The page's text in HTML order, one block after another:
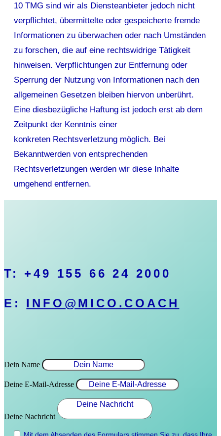
10 TMG sind wir als Diensteanbieter jedoch nicht
verpflichtet, übermittelte oder gespeicherte fremde
Informationen zu überwachen oder nach Umständen
zu forschen, die auf eine rechtswidrige Tätigkeit
hinweisen. Verpflichtungen zur Entfernung oder
Sperrung der Nutzung von Informationen nach den
allgemeinen Gesetzen bleiben hiervon unberührt.
Eine diesbezügliche Haftung ist jedoch erst ab dem
Zeitpunkt der Kenntnis einer
konkreten Rechtsverletzung möglich. Bei
Bekanntwerden von entsprechenden
Rechtsverletzungen werden wir diese Inhalte
umgehend entfernen.
T: +49 155 66 24 2000
E: INFO@MICO.COACH
Dein Name
Deine E-Mail-Adresse
Deine Nachricht
Mit dem Absenden des Formulars stimmen Sie zu, dass Ihre